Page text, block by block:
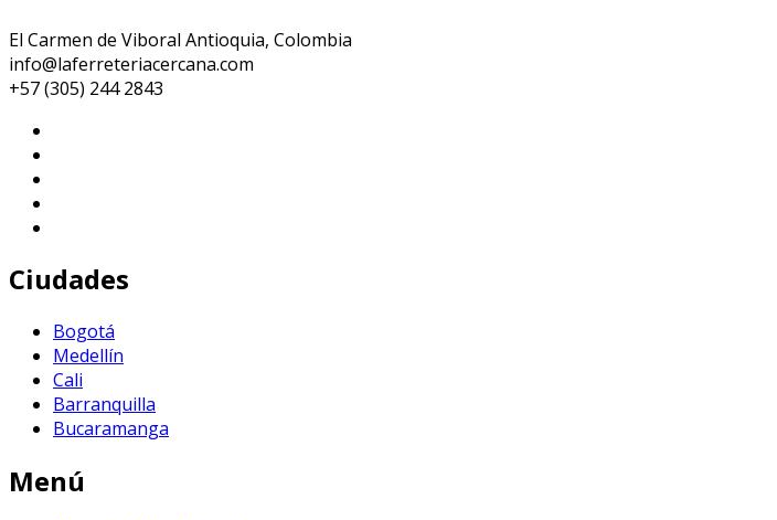
El Carmen de Viboral Antioquia, Colombia
info@laferreteriacercana.com
+57 (305) 244 2843
Ciudades
Bogotá
Medellín
Cali
Barranquilla
Bucaramanga
Menú